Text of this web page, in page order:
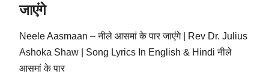
जाएंगे
Neele Aasmaan – नीले आसमां के पार जाएंगे | Rev Dr. Julius
Ashoka Shaw | Song Lyrics In English & Hindi नीले
आसमां के पार